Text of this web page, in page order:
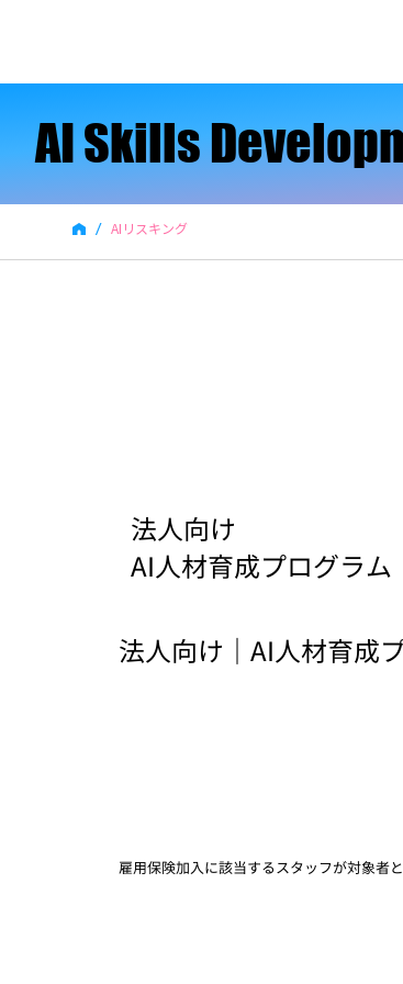
AI Skills
AI Skills
/ AIリスキング
​法人向け
AI人材育成プログラム
法人向け｜AI人材育成
雇用保険加入に該当するスタッフが対象者と